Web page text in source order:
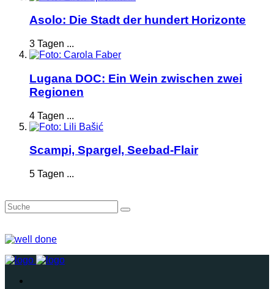
Asolo: Die Stadt der hundert Horizonte
3 Tagen ...
Lugana DOC: Ein Wein zwischen zwei
Regionen
4 Tagen ...
Scampi, Spargel, Seebad-Flair
5 Tagen ...